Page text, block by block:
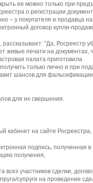
ее можно только при
о регистрации
– у покупателя и продавца на
договор купли-
"Да, Росреестр
живые печати на документах,
палата приготовила
только лично и при
шансов для
для их свершения.
кабинет на сайте Росреестра,
подпись, полученная в
получения,
всех участников сделки,
супруги на проведение